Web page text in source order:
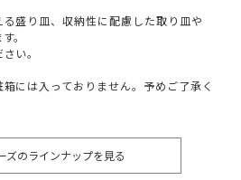
盛り皿、収納性に配慮した取り皿や
。
い。
には入っておりません。予めご了承く
ズのラインナップを見る